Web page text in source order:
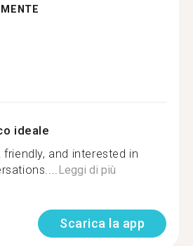
ideale
and interested in
Leggi di più
Scarica la app